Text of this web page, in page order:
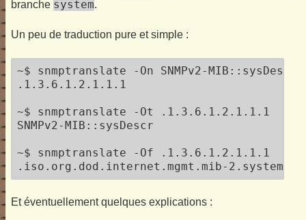
|        Textual Convention:
         +-- -R-- TimeTicks sysORUpTime(4)
branche system.
Un peu de traduction pure et simple :
~$ snmptranslate -On SNMPv2-MIB::sysDescr
.1.3.6.1.2.1.1.1
~$ snmptranslate -Ot .1.3.6.1.2.1.1.1
SNMPv2-MIB::sysDescr
~$ snmptranslate -Of .1.3.6.1.2.1.1.1
.iso.org.dod.internet.mgmt.mib-
Et éventuellement quelques explications :